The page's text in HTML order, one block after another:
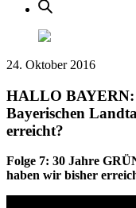
24. Oktober 2016
HALLO BAYERN:
Bayerischen
erreicht?
Folge 7: 30 Jahre
haben wir bisher